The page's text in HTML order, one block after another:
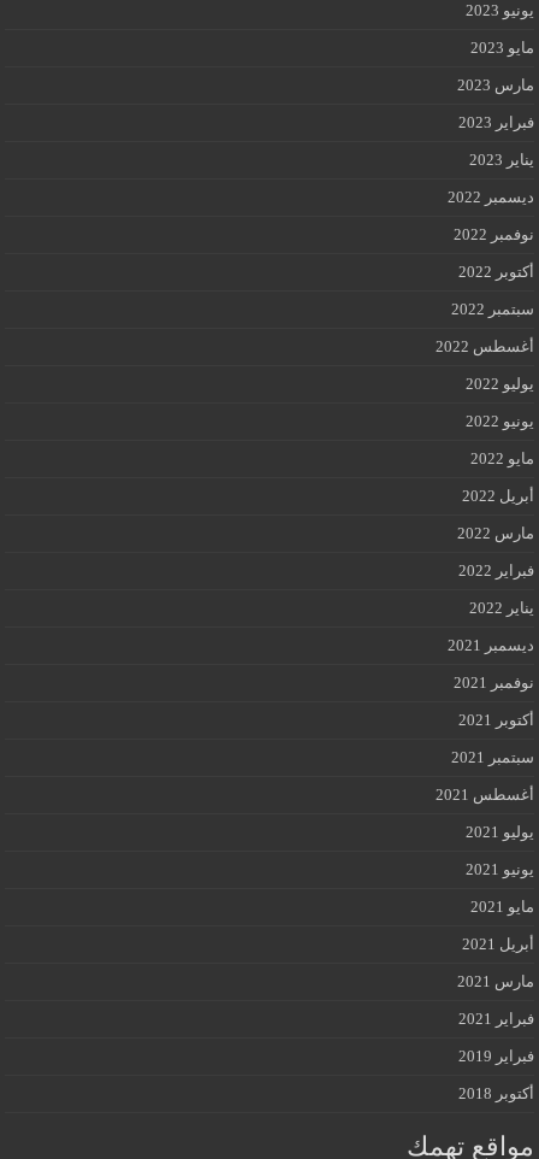
يونيو 2023
مايو 2023
مارس 2023
فبراير 2023
يناير 2023
ديسمبر 2022
نوفمبر 2022
أكتوبر 2022
سبتمبر 2022
أغسطس 2022
يوليو 2022
يونيو 2022
مايو 2022
أبريل 2022
مارس 2022
فبراير 2022
يناير 2022
ديسمبر 2021
نوفمبر 2021
أكتوبر 2021
سبتمبر 2021
أغسطس 2021
يوليو 2021
يونيو 2021
مايو 2021
أبريل 2021
مارس 2021
فبراير 2021
فبراير 2019
أكتوبر 2018
مواقع تهمك